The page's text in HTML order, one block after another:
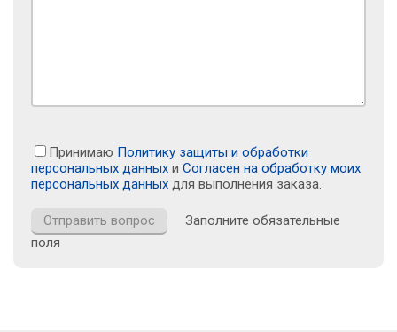
Принимаю Политику защиты и обработки
персональных данных и Согласен на обработку моих
персональных данных для выполнения заказа.
Заполните обязательные
поля